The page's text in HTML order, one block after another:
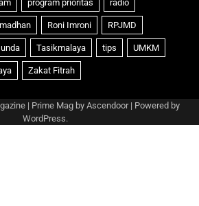
| Prime Mag by Ascendoor| Powered by
WordPress.